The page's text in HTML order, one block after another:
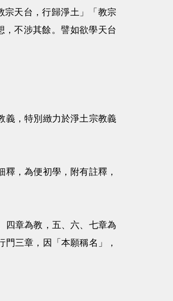
宗天台，行歸淨土」「教宗
不涉其餘。譬如欲學天台
義，特別緻力於淨土宗教義
，為便初學，附有註釋，
四章為教，五、六、七章為
三章，因「本願稱名」，